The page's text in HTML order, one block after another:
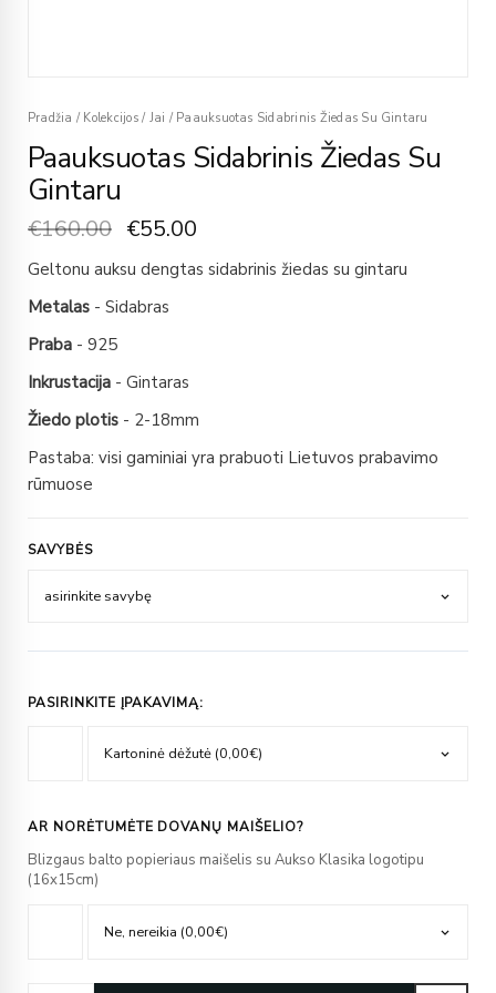
Pradžia / Kolekcijos / Jai /Paauksuotas Sidabrinis Žiedas Su Gintaru
Paauksuotas Sidabrinis Žiedas Su
Gintaru
€160.00 €55.00
Geltonu auksu dengtas sidabrinis žiedas su gintaru
Metalas - Sidabras
Praba - 925
Inkrustacija - Gintaras
Žiedo plotis - 2-18mm
Pastaba: visi gaminiai yra prabuoti Lietuvos prabavimo
rūmuose
SAVYBĖS
PASIRINKITE ĮPAKAVIMĄ:
AR NORĖTUMĖTE DOVANŲ MAIŠELIO?
Blizgaus balto popieriaus maišelis su Aukso Klasika logotipu
(16x15cm)